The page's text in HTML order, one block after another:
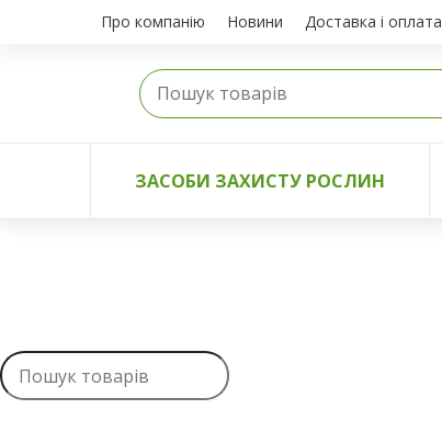
Про компанію Новини Доставка і оплата
ЗАСОБИ ЗАХИСТУ РОСЛИН